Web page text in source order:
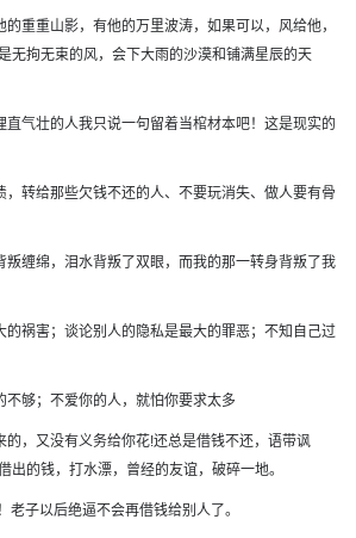
重重山影，有他的万里波涛，如果可以，风给他，
无拘无束的风，会下大雨的沙漠和铺满星辰的天
直气壮的人我只说一句留着当棺材本吧！这是现实的
，转给那些欠钱不还的人、不要玩消失、做人要有骨
叛缠绵，泪水背叛了双眼，而我的那一转身背叛了我
的祸害；谈论别人的隐私是最大的罪恶；不知自己过
不够；不爱你的人，就怕你要求太多
的，又没有义务给你花!还总是借钱不还，语带讽
出的钱，打水漂，曾经的友谊，破碎一地。
老子以后绝逼不会再借钱给别人了。